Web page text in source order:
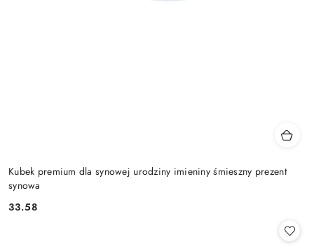
Kubek premium dla synowej urodziny imieniny śmieszny prezent
synowa
Cena:
33.58